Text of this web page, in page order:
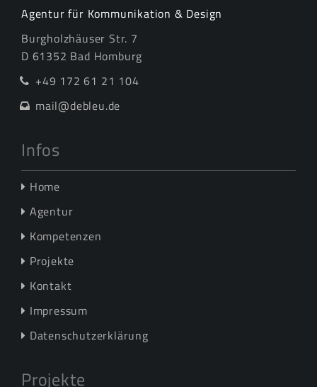
Agentur für Kommunikation & Design
Burgholzhäuser Str. 7
D 61352 Bad Homburg
+49 172 61 21 104
mail@debleu.de
Infos
Home
Agentur
Kompetenzen
Projekte
Kontakt
Impressum
Datenschutzerklärung
Projekte